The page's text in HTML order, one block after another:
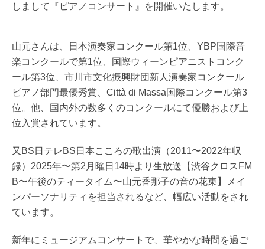
しまして『ピアノコンサート』を開催いたします。
山元さんは、日本演奏家コンクール第1位、YBP国際音
楽コンクールで第1位、国際ウィーンピアニストコンク
ール第3位、市川市文化振興財団新人演奏家コンクール
ピアノ部門最優秀賞、Città di Massa国際コンクール第3
位。他、国内外の数多くのコンクールにて優勝および上
位入賞されています。
又 BS日テレBS日本こころの歌出演（2011〜2022年収
録） 2025年〜第2月曜日14時より生放送 【渋谷クロスFM
B〜午後のティータイム〜山元香那子の音の花束】メイ
ンパーソナリティを担当されるなど、幅広い活動をされ
ています。
新年にミュージアムコンサートで、華やかな時間を過ご